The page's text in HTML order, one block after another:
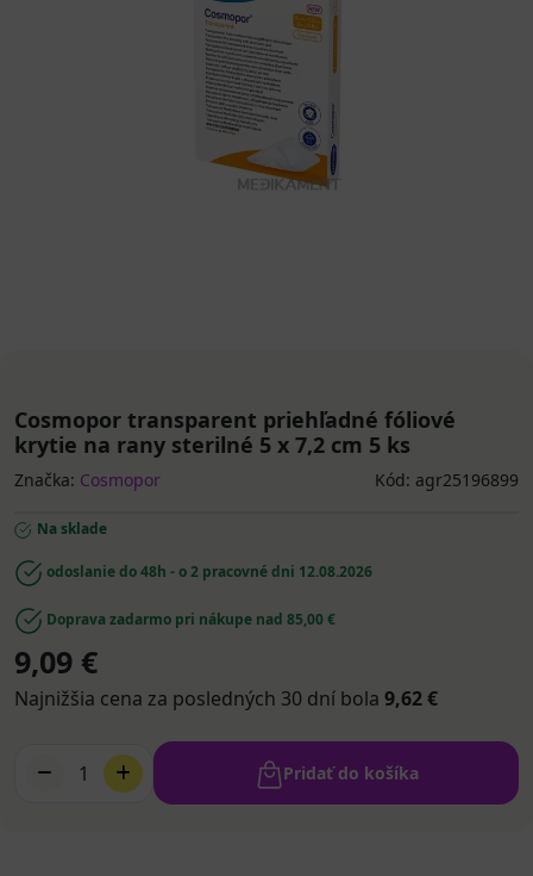
Cosmopor transparent priehľadné fóliové
krytie na rany sterilné 5 x 7,2 cm 5 ks
Značka: Cosmopor Kód: agr25196899
Na sklade
odoslanie do 48h - o 2 pracovné dni 12.08.2026
Doprava zadarmo pri nákupe nad 85,00 €
9,09 €
Najnižšia cena za posledných 30 dní bola 9,62 €
1 Pridať do košíka